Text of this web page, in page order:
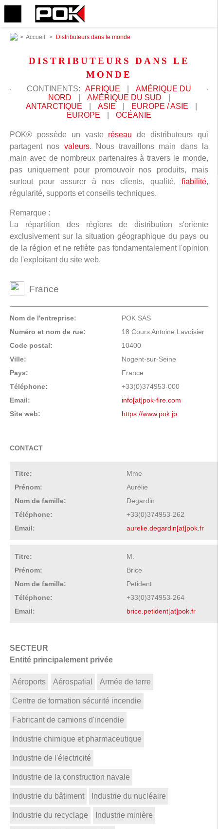
> Accueil > Distributeurs dans le monde
DISTRIBUTEURS DANS LE
MONDE
CONTINENTS: AFRIQUE
AMÉRIQUE DU
NORD
AMÉRIQUE DU SUD
ANTARCTIQUE
ASIE EUROPE / ASIE
EUROPE
OCÉANIE
POK® possède un vaste réseau de distributeurs qui
partagent nos valeurs. Nous travaillons main dans la
main avec de nombreux partenaires à travers le monde,
pas uniquement pour promouvoir nos produits, mais
surtout pour assurer à nos clients, qualité, fiabilité,
régularité, supports et conseils techniques.
Remarque :
La répartition des régions de distribution s'oriente
exclusivement sur la situation géographique du pays ou
de la région et ne reflète pas fondamentalement l'opinion
de l'exploitant du site web.
France
Nom de l'entreprise:
POK SAS
Numéro et nom de rue:
18 Cours Antoine Lavoisier
Code postal:
10400
Ville:
Nogent-sur-Seine
Pays:
France
Téléphone:
+33(0)374953-000
Email:
info[at]pok-fire.com
Site web:
https://www.pok.jp
CONTACT
Titre:
Mme
Prénom:
Aurélie
Nom de famille:
Degardin
Téléphone:
+33(0)374953-262
Email:
aurelie.degardin[at]pok.fr
Titre:
M.
Prénom:
Brice
Nom de famille:
Petident
Téléphone:
+33(0)374953-264
Email:
brice.petident[at]pok.fr
SECTEUR
Entité principalement privée
Aéroports Aérospatial Armée de terre
Centre de formation sécurité incendie
Fabricant de camions d'incendie
Industrie chimique et pharmaceutique
Industrie de l'électricité
Industrie de la construction navale
Industrie du bâtiment Industrie du nucléaire
Industrie du recyclage Industrie minière